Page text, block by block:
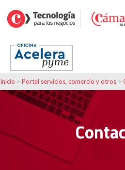
Inicio > Portal servicios, comercio y otros >